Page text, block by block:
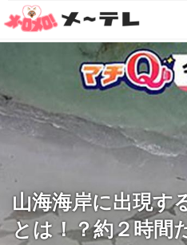
山海海岸に出現す
とは！？約２時間